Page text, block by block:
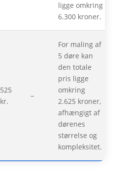
ligge omkring
6.300 kroner.
525
kr.
–
For maling af
5 døre kan
den totale
pris ligge
omkring
2.625 kroner,
afhængigt af
dørenes
størrelse og
kompleksitet.